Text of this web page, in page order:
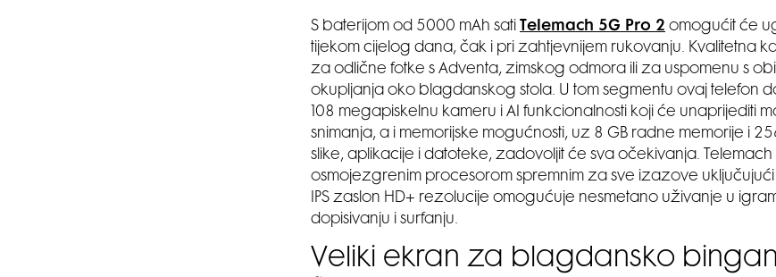
S baterijom od 5000 mAh sati Telemach 5G Pro 2 omogućit će
tijekom cijelog dana, čak i pri zahtjevnijem rukovanju. Kvalitetna
za odlične fotke s Adventa, zimskog odmora ili za uspomenu s
okupljanja oko blagdanskog stola. U tom segmentu ovaj telefon
108 megapiskelnu kameru i AI funkcionalnosti koji će unaprijediti
snimanja, a i memorijske mogućnosti, uz 8 GB radne memorije i
slike, aplikacije i datoteke, zadovoljit će sva očekivanja. Telemach
osmojezgrenim procesorom spremnim za sve izazove uključujući
IPS zaslon HD+ rezolucije omogućuje nesmetano uživanje u
dopisivanju i surfanju.
Veliki ekran za blagdansko